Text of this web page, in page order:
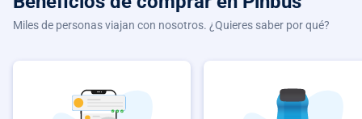
Miles de personas viajan con nosotros. ¿Quieres saber por qué?